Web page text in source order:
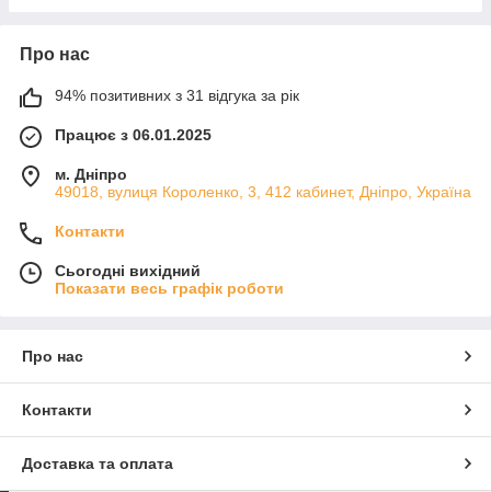
Про нас
94% позитивних з 31 відгука за рік
Працює з 06.01.2025
м. Дніпро
49018, вулиця Короленко, 3, 412 кабинет, Дніпро, Україна
Контакти
Сьогодні вихідний
Показати весь графік роботи
Про нас
Контакти
Доставка та оплата